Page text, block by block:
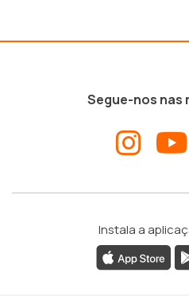
Segue-nos nas
Instala a